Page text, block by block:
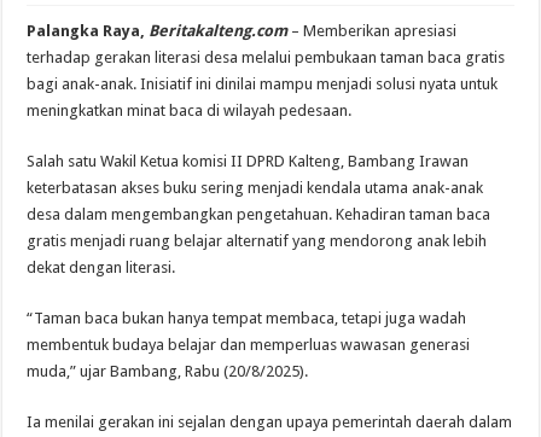
Palangka Raya, Beritakalteng.com– Memberikan apresiasi
terhadap gerakan literasi desa melalui pembukaan taman baca gratis
bagi anak-anak. Inisiatif ini dinilai mampu menjadi solusi nyata untuk
meningkatkan minat baca di wilayah pedesaan.
Salah satu Wakil Ketua komisi II DPRD Kalteng, Bambang Irawan
keterbatasan akses buku sering menjadi kendala utama anak-anak
desa dalam mengembangkan pengetahuan. Kehadiran taman baca
gratis menjadi ruang belajar alternatif yang mendorong anak lebih
dekat dengan literasi.
“Taman baca bukan hanya tempat membaca, tetapi juga wadah
membentuk budaya belajar dan memperluas wawasan generasi
muda,” ujar Bambang, Rabu (20/8/2025).
Ia menilai gerakan ini sejalan dengan upaya pemerintah daerah dalam